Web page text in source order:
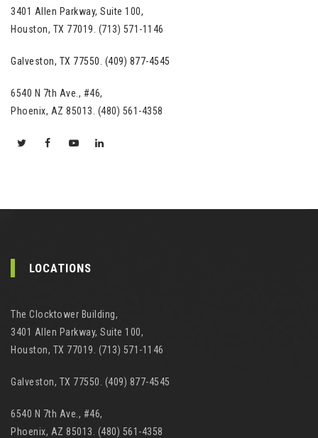
3401 Allen Parkway, Suite 100,
Houston, TX 77019. (713) 571-1146
Galveston, TX 77550. (409) 877-4545
6540 N 7th Ave., #46,
Phoenix, AZ 85013. (480) 561-4358
LOCATIONS
The Clocktower Building,
3401 Allen Parkway, Suite 100,
Houston, TX 77019. (713) 571-1146
Galveston, TX 77550. (409) 877-4545
6540 N 7th Ave., #46,
Phoenix, AZ 85013. (480) 561-4358